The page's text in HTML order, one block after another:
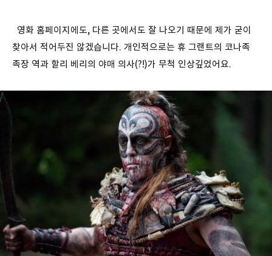
영화 홈페이지에도, 다른 곳에서도 잘 나오기 때문에 제가 굳이
찾아서 적어두진 않겠습니다. 개인적으로는 휴 그랜트의 코나족
족장 역과 할리 베리의 야매 의사(?!)가 무척 인상깊었어요.